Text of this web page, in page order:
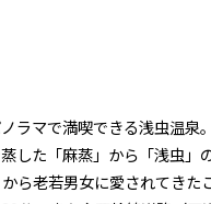
ラマで満喫できる浅虫温泉
した「麻蒸」から「浅虫」
ら老若男女に愛されてきた